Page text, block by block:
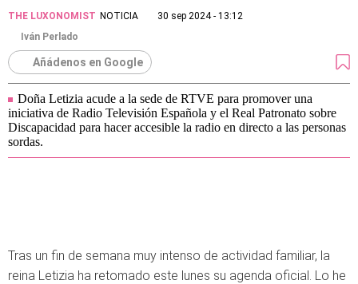
THE LUXONOMIST NOTICIA
30 sep 2024 - 13:12
Iván Perlado
Añádenos en Google
Doña Letizia acude a la sede de RTVE para promover una
iniciativa de Radio Televisión Española y el Real Patronato sobre
Discapacidad para hacer accesible la radio en directo a las personas
sordas.
Tras un fin de semana muy intenso de actividad familiar, la
reina Letizia ha retomado este lunes su agenda oficial. Lo he